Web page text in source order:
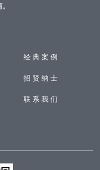
经 典 案 例
招 贤 纳 士
联 系 我 们